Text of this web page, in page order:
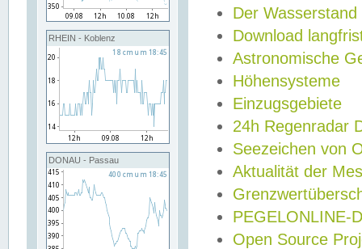
RHEIN - Koblenz
DONAU - Passau
Der Wasserstand
Download
Astronomische
Höhensysteme
Einzugsgebiete
24h Regenradar
Seezeichen von
Aktualität der
PEGELONLINE-
Open Source